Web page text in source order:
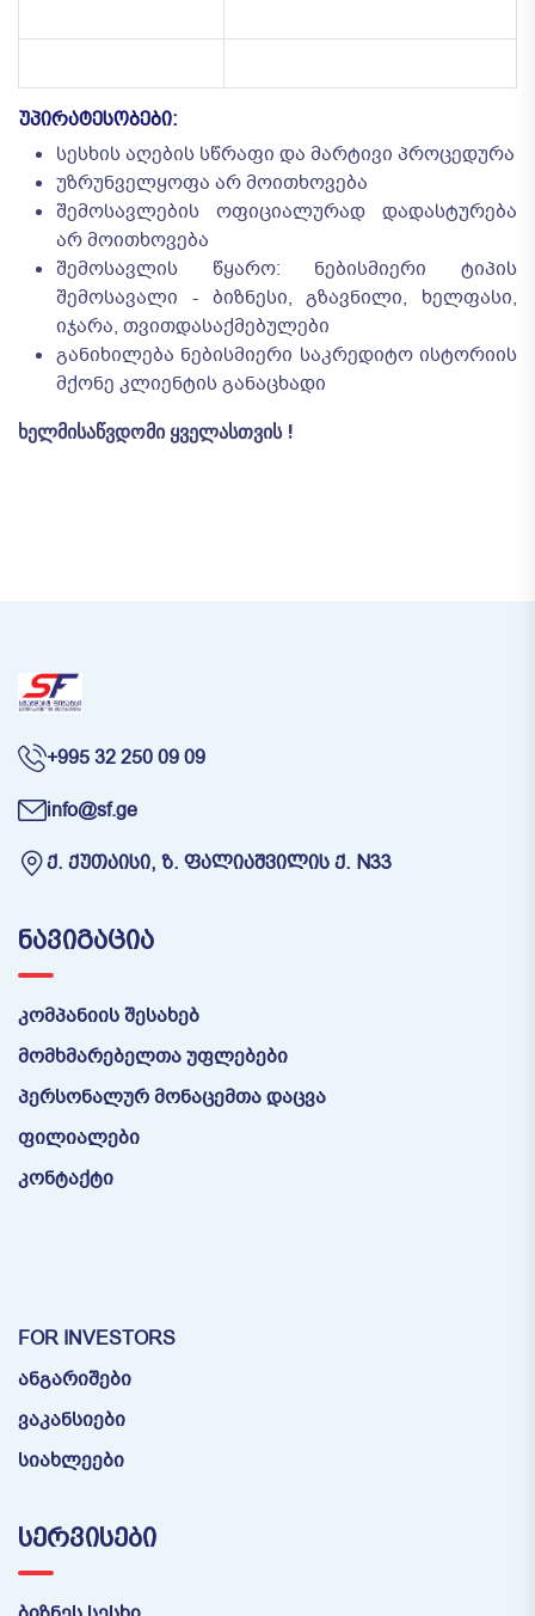
ᲣᲞᲘᲠᲐᲢᲔᲡᲝᲑᲔᲑᲘ:
სესხის აღების სწრაფი და მარტივი პროცედურა
უზრუნველყოფა არ მოითხოვება
შემოსავლების ოფიციალურად დადასტურება
არ მოითხოვება
შემოსავლის წყარო: ნებისმიერი ტიპის
შემოსავალი - ბიზნესი, გზავნილი, ხელფასი,
იჯარა, თვითდასაქმებულები
განიხილება ნებისმიერი საკრედიტო ისტორიის
მქონე კლიენტის განაცხადი
ხელმისაწვდომი ყველასთვის !
+995 32 250 09 09
info@sf.ge
Ქ. ᲥᲣᲗᲐᲘᲡᲘ, Ზ. ᲤᲐᲚᲘᲐᲨᲕᲘᲚᲘᲡ Ქ. N33
ᲜᲐᲕᲘᲒᲐᲪᲘᲐ
კომპანიის შესახებ
მომხმარებელთა უფლებები
პერსონალურ მონაცემთა დაცვა
ფილიალები
კონტაქტი
FOR INVESTORS
ანგარიშები
ვაკანსიები
სიახლეები
ᲡᲔᲠᲕᲘᲡᲔᲑᲘ